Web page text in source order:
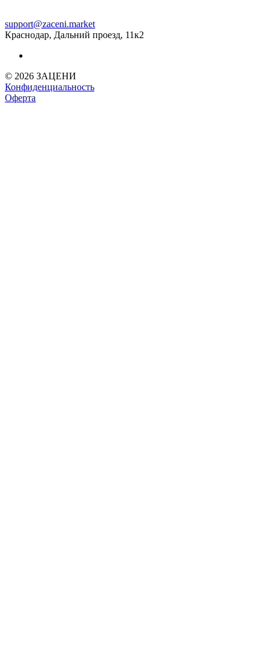
support@zaceni.market
Краснодар, Дальний проезд, 11к2
© 2026 ЗАЦЕНИ
Конфиденциальность
Оферта